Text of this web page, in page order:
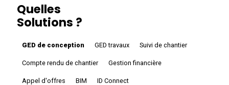
Quelles
Solutions ?
GED de conception GED travaux Suivi de chantier
Compte rendu de chantier Gestion financière
Appel d'offres BIM ID Connect